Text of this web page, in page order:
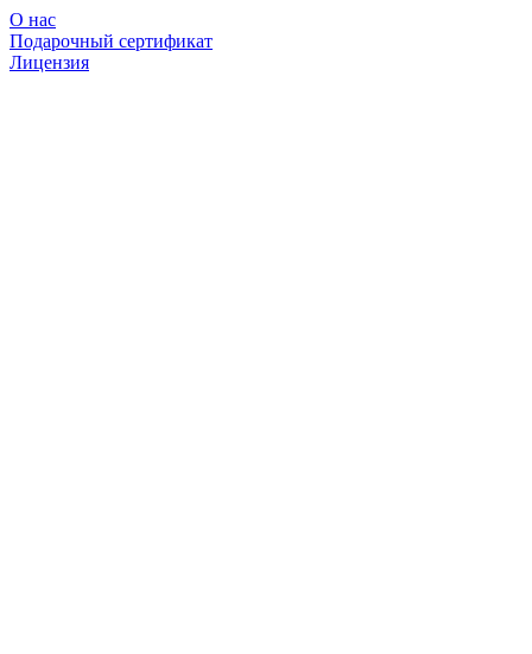
О нас
Подарочный сертификат
Лицензия